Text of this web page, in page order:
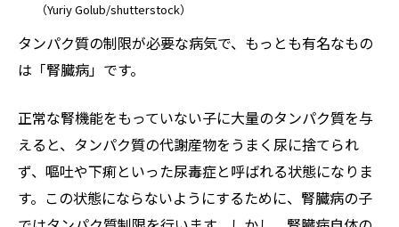
（Yuriy Golub/shutterstock）
タンパク質の制限が必要な病気で、もっとも有名なもの
は「腎臓病」です。
正常な腎機能をもっていない子に大量のタンパク質を与
えると、タンパク質の代謝産物をうまく尿に捨てられ
ず、嘔吐や下痢といった尿毒症と呼ばれる状態になりま
す。この状態にならないようにするために、腎臓病の子